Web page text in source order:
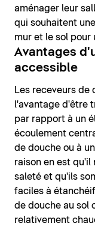
aménager leur
qui souhaitent
mur et le sol pour
Avantages
accessible
Les receveurs
l'avantage d'être
par rapport à un
écoulement
de douche ou à
raison en est qu'il
saleté et qu'ils
faciles à
de douche au sol
relativement